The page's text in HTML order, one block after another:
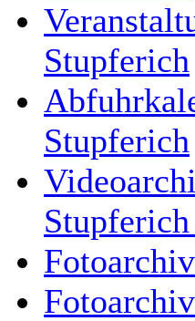
Stupferich
Stupferich